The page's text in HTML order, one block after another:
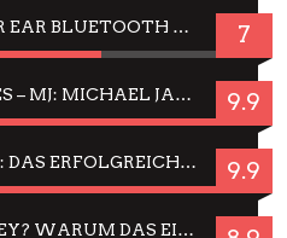
JBL TUNE 720BT: OVER EAR BLUETOOTH KOPFHÖRER UM DIE 50,-€ IM DAUER-TEST 7
WEGEN DES ERFOLGES – MJ: MICHAEL JACKSON MUSICAL IN EINER MATINEE SEHEN 9.9
JELLYFISH HAMBURG: DAS ERFOLGREICHE SOMMER-MENÜ 2025 IN GEFÜHLEN UND BILDERN 9.9
CÉSAR FÜR JIM CARREY? WARUM DAS EINER DER NERVIGSTEN ACTORS IST UND BLEIBT